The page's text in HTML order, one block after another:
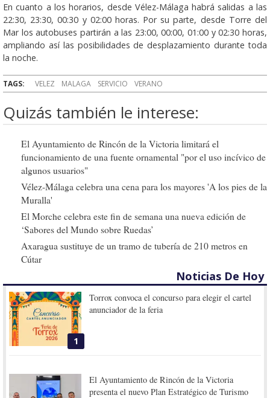
En cuanto a los horarios, desde Vélez-Málaga habrá salidas a las
22:30, 23:30, 00:30 y 02:00 horas. Por su parte, desde Torre del
Mar los autobuses partirán a las 23:00, 00:00, 01:00 y 02:30 horas,
ampliando así las posibilidades de desplazamiento durante toda
la noche.
TAGS: VELEZ MALAGA SERVICIO VERANO
Quizás también le interese:
El Ayuntamiento de Rincón de la Victoria limitará el
funcionamiento de una fuente ornamental "por el uso incívico de
algunos usuarios"
Vélez-Málaga celebra una cena para los mayores 'A los pies de la
Muralla'
El Morche celebra este fin de semana una nueva edición de
‘Sabores del Mundo sobre Ruedas’
Axaragua sustituye de un tramo de tubería de 210 metros en
Cútar
Noticias De Hoy
1
Torrox convoca el concurso para elegir el cartel
anunciador de la feria
El Ayuntamiento de Rincón de la Victoria
presenta el nuevo Plan Estratégico de Turismo